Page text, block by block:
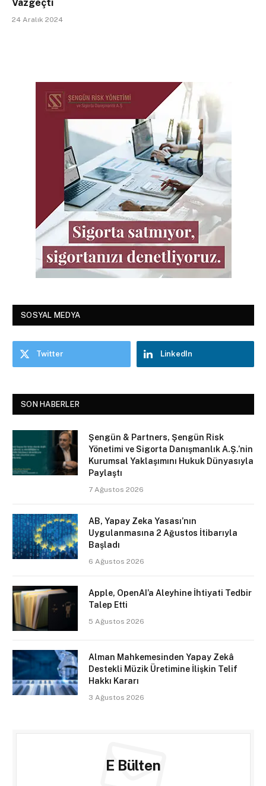
Vazgeçti
24 Aralık 2024
SOSYAL MEDYA
Twitter LinkedIn
SON HABERLER
Şengün & Partners, Şengün Risk
Yönetimi ve Sigorta Danışmanlık A.Ş.’nin
Kurumsal Yaklaşımını Hukuk Dünyasıyla
Paylaştı
7 Ağustos 2026
AB, Yapay Zeka Yasası’nın
Uygulanmasına 2 Ağustos İtibarıyla
Başladı
6 Ağustos 2026
Apple, OpenAI’a Aleyhine İhtiyati Tedbir
Talep Etti
5 Ağustos 2026
Alman Mahkemesinden Yapay Zekâ
Destekli Müzik Üretimine İlişkin Telif
Hakkı Kararı
3 Ağustos 2026
E Bülten